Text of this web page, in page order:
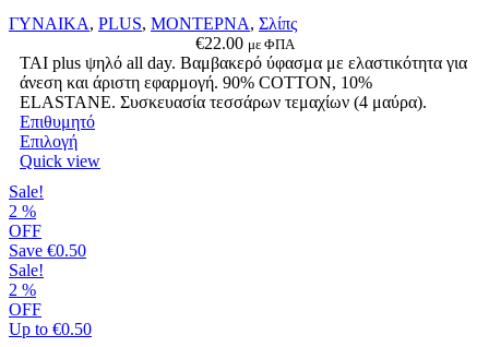
μπορούν
επιλεγούν
στη
σελίδα
του
προϊόντος
ΓΥΝΑΙΚΑ, PLUS, ΜΟΝΤΕΡΝΑ, Σλίπς
€22.00 με ΦΠΑ
ΤΑΙ plus ψηλό all day. Βαμβακερό ύφασμα με ελαστικότητα για
άνεση και άριστη εφαρμογή. 90% COTTON, 10%
ELASTANΕ. Συσκευασία τεσσάρων τεμαχίων (4 μαύρα).
Επιθυμητό
ΕπιλογήΑυτό
το
Οι
επιλεγούν
Quick view
Sale!
2 %
OFF
Save €0.50
Sale!
2 %
OFF
Up to €0.50